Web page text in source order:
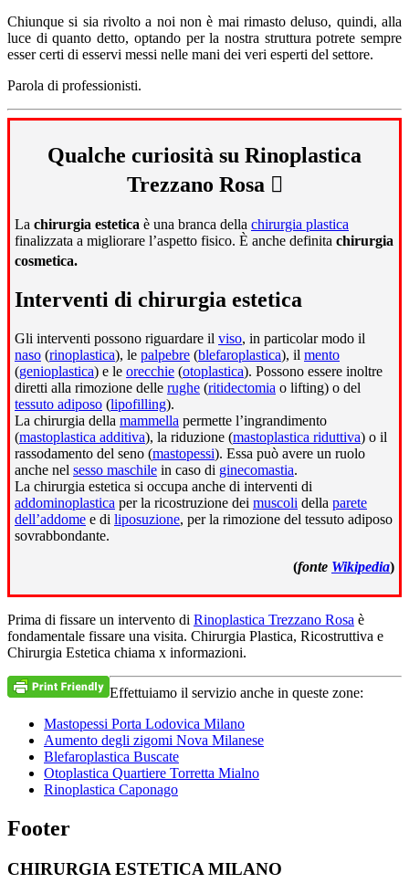
Chiunque si sia rivolto a noi non è mai rimasto deluso, quindi, alla
luce di quanto detto, optando per la nostra struttura potrete sempre
esser certi di esservi messi nelle mani dei veri esperti del settore.
Parola di professionisti.
Qualche curiosità su Rinoplastica
Trezzano Rosa
La chirurgia estetica è una branca della chirurgia plastica
finalizzata a migliorare l’aspetto fisico. È anche definita chirurgia
cosmetica.
Interventi di chirurgia estetica
Gli interventi possono riguardare il viso, in particolar modo il
naso (rinoplastica), le palpebre (blefaroplastica), il mento
(genioplastica) e le orecchie (otoplastica). Possono essere inoltre
diretti alla rimozione delle rughe (ritidectomia o lifting) o del
tessuto adiposo (lipofilling).
La chirurgia della mammella permette l’ingrandimento
(mastoplastica additiva), la riduzione (mastoplastica riduttiva) o il
rassodamento del seno (mastopessi). Essa può avere un ruolo
anche nel sesso maschile in caso di ginecomastia.
La chirurgia estetica si occupa anche di interventi di
addominoplastica per la ricostruzione dei muscoli della parete
dell’addome e di liposuzione, per la rimozione del tessuto adiposo
sovrabbondante.
(fonte Wikipedia)
Prima di fissare un intervento di Rinoplastica Trezzano Rosa è
fondamentale fissare una visita. Chirurgia Plastica, Ricostruttiva e
Chirurgia Estetica chiama x informazioni.
Effettuiamo il servizio anche in queste zone:
Mastopessi Porta Lodovica Milano
Aumento degli zigomi Nova Milanese
Blefaroplastica Buscate
Otoplastica Quartiere Torretta Mialno
Rinoplastica Caponago
Footer
CHIRURGIA ESTETICA MILANO